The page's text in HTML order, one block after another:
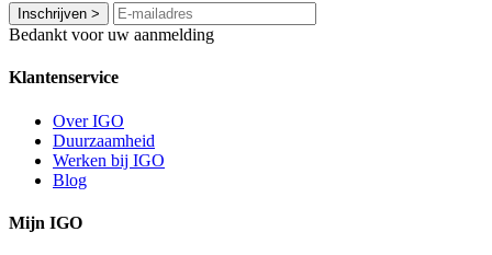
Inschrijven >
Bedankt voor uw aanmelding
Klantenservice
Over IGO
Duurzaamheid
Werken bij IGO
Blog
Mijn IGO